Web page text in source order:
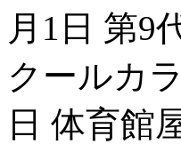
月1日 第9
クールカ
日 体育館